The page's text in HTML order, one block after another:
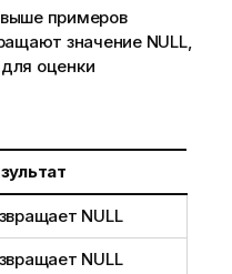
примеров
значение NULL,
оценки
NULL
NULL